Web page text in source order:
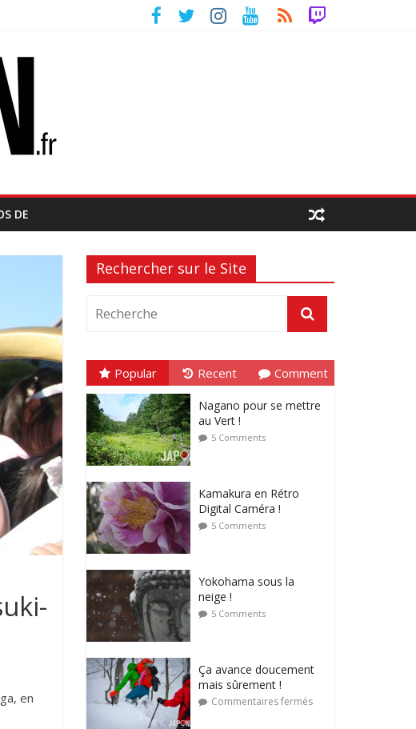
DE
en
Rechercher sur le Site
Popular Recent Comment
Nagano pour se mettre
au Vert !
5 Comments
Kamakura en Rétro
Digital Caméra !
5 Comments
Yokohama sous la
neige !
5 Comments
Ça avance doucement
mais sûrement !
Commentaires fermés